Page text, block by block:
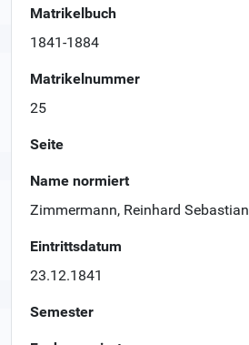
Matrikelbuch
1841-1884
Matrikelnummer
25
Seite
Name normiert
Zimmermann, Reinhard Sebastian
Eintrittsdatum
23.12.1841
Semester